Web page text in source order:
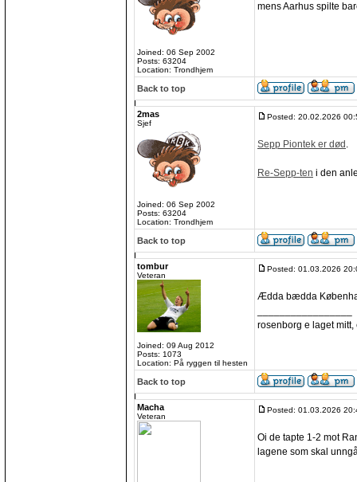
Joined: 06 Sep 2002
Posts: 63204
Location: Trondhjem
mens Aarhus spilte
Back to top
2mas
Sjef
Joined: 06 Sep 2002
Posts: 63204
Location: Trondhjem
Posted: 20.02.2026
Sepp Piontek er død .
Re-Sepp-ten i den
Back to top
tombur
Veteran
Joined: 09 Aug 2012
Posts: 1073
Location: På ryggen til hesten
Posted: 01.03.2026
Ædda bædda
rosenborg e laget mitt,
Back to top
Macha
Veteran
Posted: 01.03.2026
Oi de tapte 1-2 mot
lagene som skal